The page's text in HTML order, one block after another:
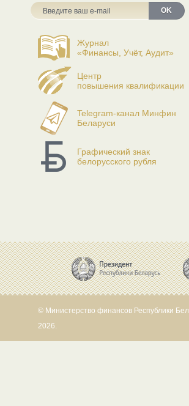
OK
Журнал
«Финансы, Учёт, Аудит»
Центр
повышения квалификации
Telegram-канал Минфин
Беларуси
Графический знак
белорусского рубля
© Министерство финансов Республики
2026.